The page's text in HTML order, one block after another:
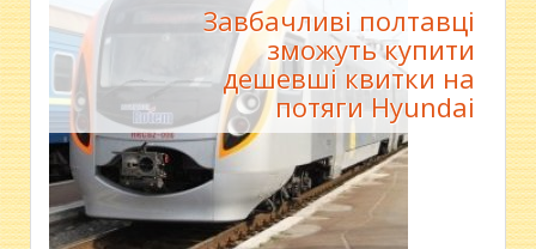
Завбачливі полтавці
зможуть купити
дешевші квитки на
потяги Hyundai